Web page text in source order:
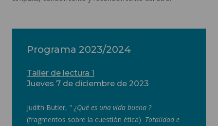
Programa 2023/2024
Taller de lectura 1
Jueves 7 de diciembre de 2023
Judith Butler, " ¿Qué es una vida buena ?
(fragmentos sobre la cuestión ética) Totalidad e